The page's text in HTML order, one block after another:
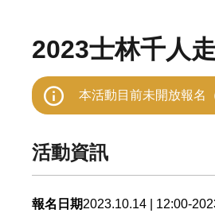
2023士林千人
本活動目前未開放報名
活動資訊
報名日期2023.10.14 | 12:00-